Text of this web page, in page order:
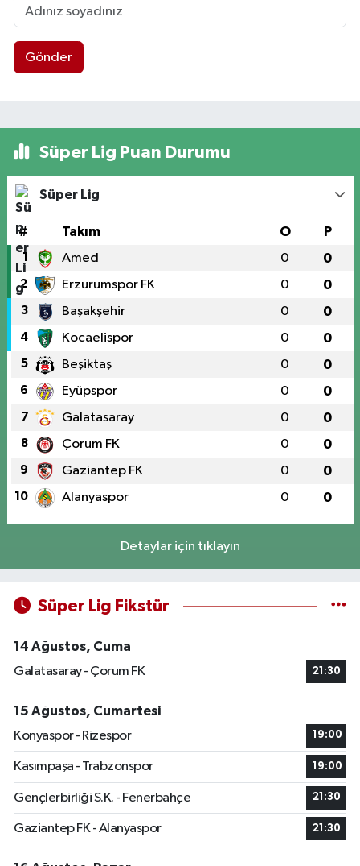
Gönder
Süper Lig Puan Durumu
Süper Lig
# Takım O P
1 Amed 0 0
2 Erzurumspor FK 0 0
3 Başakşehir 0 0
4 Kocaelispor 0 0
5 Beşiktaş 0 0
6 Eyüpspor 0 0
7 Galatasaray 0 0
8 Çorum FK 0 0
9 Gaziantep FK 0 0
10 Alanyaspor 0 0
Detaylar için tıklayın
Süper Lig Fikstür
14 Ağustos, Cuma
Galatasaray - Çorum FK
21:30
15 Ağustos, Cumartesi
Konyaspor - Rizespor
19:00
Kasımpaşa - Trabzonspor 19:00
Gençlerbirliği S.K. - Fenerbahçe 21:30
Gaziantep FK - Alanyaspor 21:30